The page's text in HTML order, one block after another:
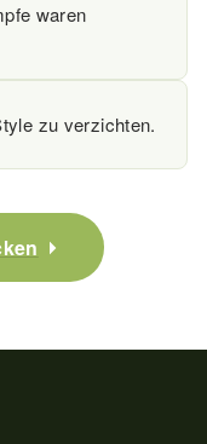
waren
zu verzichten.